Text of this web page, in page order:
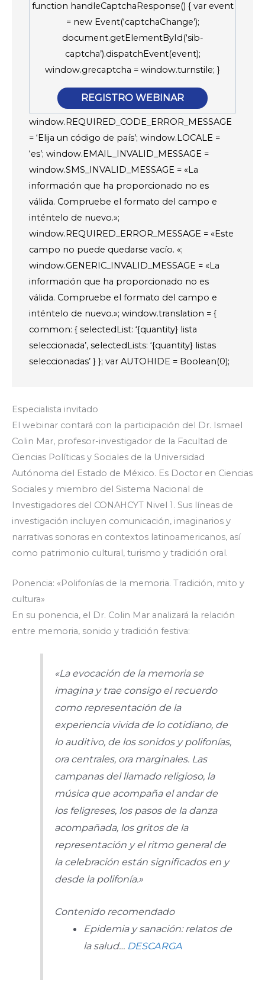
function handleCaptchaResponse() { var event
= new Event(‘captchaChange’);
document.getElementById(‘sib-
captcha’).dispatchEvent(event);
window.grecaptcha = window.turnstile; }
REGISTRO WEBINAR
window.REQUIRED_CODE_ERROR_MESSAGE
= ‘Elija un código de país’; window.LOCALE =
‘es’; window.EMAIL_INVALID_MESSAGE =
window.SMS_INVALID_MESSAGE = «La
información que ha proporcionado no es
válida. Compruebe el formato del campo e
inténtelo de nuevo.»;
window.REQUIRED_ERROR_MESSAGE = «Este
campo no puede quedarse vacío. «;
window.GENERIC_INVALID_MESSAGE = «La
información que ha proporcionado no es
válida. Compruebe el formato del campo e
inténtelo de nuevo.»; window.translation = {
common: { selectedList: ‘{quantity} lista
seleccionada’, selectedLists: ‘{quantity} listas
seleccionadas’ } }; var AUTOHIDE = Boolean(0);
Especialista invitado
El webinar contará con la participación del Dr. Ismael
Colin Mar, profesor-investigador de la Facultad de
Ciencias Políticas y Sociales de la Universidad
Autónoma del Estado de México. Es Doctor en Ciencias
Sociales y miembro del Sistema Nacional de
Investigadores del CONAHCYT Nivel 1. Sus líneas de
investigación incluyen comunicación, imaginarios y
narrativas sonoras en contextos latinoamericanos, así
como patrimonio cultural, turismo y tradición oral.
Ponencia: «Polifonías de la memoria. Tradición, mito y
cultura»
En su ponencia, el Dr. Colin Mar analizará la relación
entre memoria, sonido y tradición festiva:
«La evocación de la memoria se
imagina y trae consigo el recuerdo
como representación de la
experiencia vivida de lo cotidiano, de
lo auditivo, de los sonidos y polifonías,
ora centrales, ora marginales. Las
campanas del llamado religioso, la
música que acompaña el andar de
los feligreses, los pasos de la danza
acompañada, los gritos de la
representación y el ritmo general de
la celebración están significados en y
desde la polifonía.»
Contenido recomendado
Epidemia y sanación: relatos de
la salud… DESCARGA